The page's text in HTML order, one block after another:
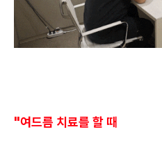
"여드름 치료를 할 때